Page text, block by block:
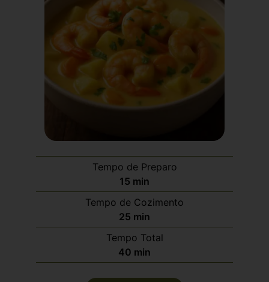
Tempo de Preparo
15 min
Tempo de Cozimento
25 min
Tempo Total
40 min